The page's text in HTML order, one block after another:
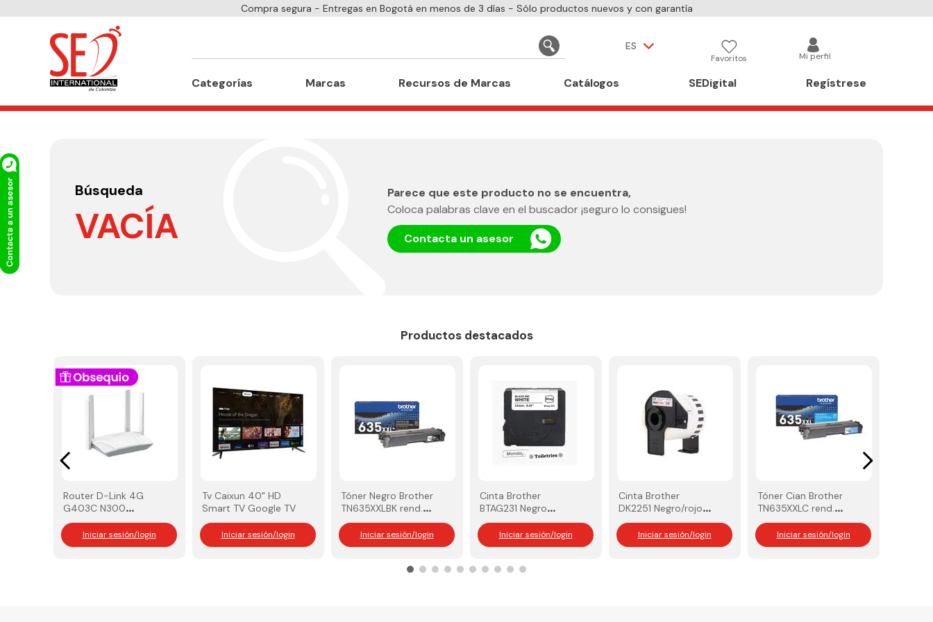
Compra segura - Entregas en Bogotá en menos de 3 días - Sólo productos nuevos y con garantía
ES
Favoritos Mi perfil
Categorías Marcas Recursos de Marcas Catálogos SEDigital Regístrese
Búsqueda
VACÍA
Parece que este producto no se encuentra,
Coloca palabras clave en el buscador ¡seguro lo consigues!
Contacta un asesor
Productos destacados
Router D-Link 4G
G403C N300
(Compra 10 y lleva
GRATIS 1 Adaptador
D‑Link DIR-825M)
Iniciar sesión/login
Tv Caixun 40" HD
Smart TV Google TV
Iniciar sesión/login
Tóner Negro Brother
TN635XXLBK rend.
7.500 Pág
Iniciar sesión/login
Cinta Brother
BTAG231 Negro
sobre blanco 12MM
Iniciar sesión/login
Cinta Brother
DK2251 Negro/rojo
sobre blanco
Iniciar sesión/login
Tóner Cian Brother
TN635XXLC rend.
6.500 Pág
Iniciar sesión/login